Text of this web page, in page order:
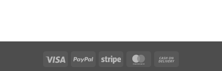
Visa PayPal Stripe MasterCard